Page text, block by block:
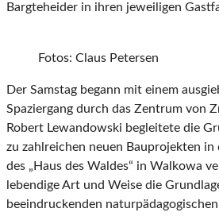
Bargteheider in ihren jeweiligen
Fotos: Claus Petersen
Der Samstag begann mit einem
Spaziergang durch das Zentrum von
Robert Lewandowski begleitete die
zu zahlreichen neuen Bauprojekten in
des „Haus des Waldes“ in Walkowa
lebendige Art und Weise die
beeindruckenden